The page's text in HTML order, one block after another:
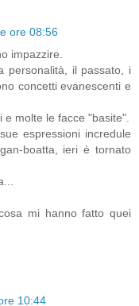
ore 08:56
impazzire.
personalità, il passato, i
concetti evanescenti e
molte le facce "basite".
espressioni incredule
boatta, ieri è tornato
mi hanno fatto quei
10:44